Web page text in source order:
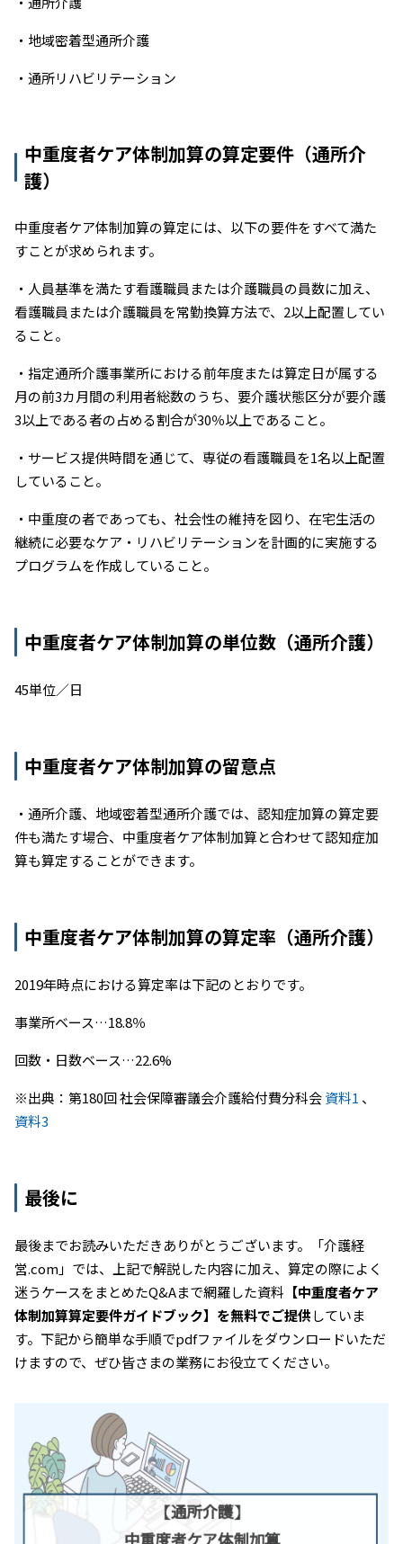
・地域密着型通所介護
・通所リハビリテーション
中重度者ケア体制加算の算定要件（通所介
護）
中重度者ケア体制加算の算定には、以下の要件をすべて満た
すことが求められます。
・人員基準を満たす看護職員または介護職員の員数に加え、
看護職員または介護職員を常勤換算方法で、2以上配置してい
ること。
・指定通所介護事業所における前年度または算定日が属する
月の前3カ月間の利用者総数のうち、要介護状態区分が要介護
3以上である者の占める割合が30％以上であること。
・サービス提供時間を通じて、専従の看護職員を1名以上配置
していること。
・中重度の者であっても、社会性の維持を図り、在宅生活の
継続に必要なケア・リハビリテーションを計画的に実施する
プログラムを作成していること。
中重度者ケア体制加算の単位数（通所介護）
45単位／日
中重度者ケア体制加算の留意点
・通所介護、地域密着型通所介護では、認知症加算の算定要
件も満たす場合、中重度者ケア体制加算と合わせて認知症加
算も算定することができます。
中重度者ケア体制加算の算定率（通所介護）
2019年時点における算定率は下記のとおりです。
事業所ベース…18.8％
回数・日数ベース…22.6%
※出典：第180回 社会保障審議会介護給付費分科会資料1 、
資料3
最後に
最後までお読みいただきありがとうございます。「介護経
営.com」では、上記で解説した内容に加え、算定の際によく
迷うケースをまとめたQ&Aまで網羅した資料 【中重度者ケア
体制加算算定要件ガイドブック】を無料でご提供していま
す。下記から簡単な手順でpdfファイルをダウンロードいただ
けますので、ぜひ皆さまの業務にお役立てください。